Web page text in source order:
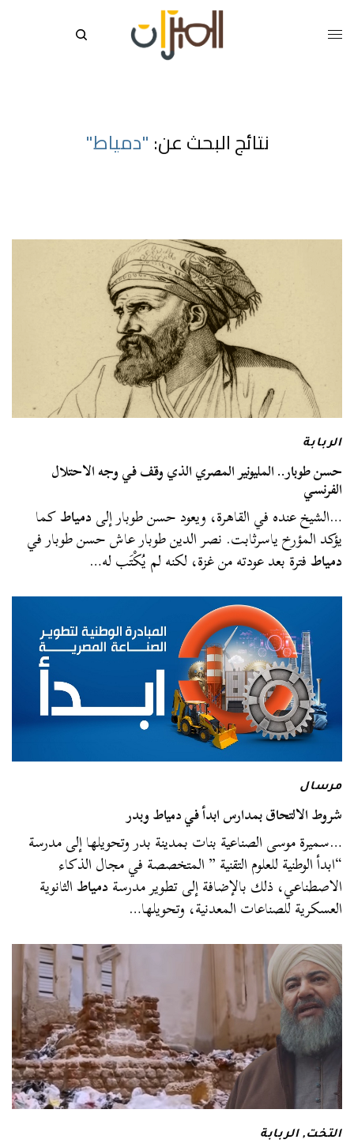
نتائج البحث عن: "دمياط"
الربابة
حسن طوبار.. المليونير المصري الذي وقف في وجه الاحتلال
الفرنسي
…الشيخ عنده في القاهرة، ويعود حسن طوبار إلىدمياطكما
يؤكد المؤرخ ياسرثابت. نصر الدين طوبار عاش حسن طوبار في
دمياطفترة بعد عودته من غزة، لكنه لم يُكْتَب له…
مرسال
شروط الالتحاق بمدارس ابدأ في دمياط وبدر
…سميرة موسى الصناعية بنات بمدينة بدر وتحويلها إلى مدرسة
“ابدأ الوطنية للعلوم التقنية ” المتخصصة في مجال الذكاء
الاصطناعي، ذلك بالإضافة إلى تطوير مدرسةدمياطالثانوية
العسكرية للصناعات المعدنية، وتحويلها…
التخت,الربابة